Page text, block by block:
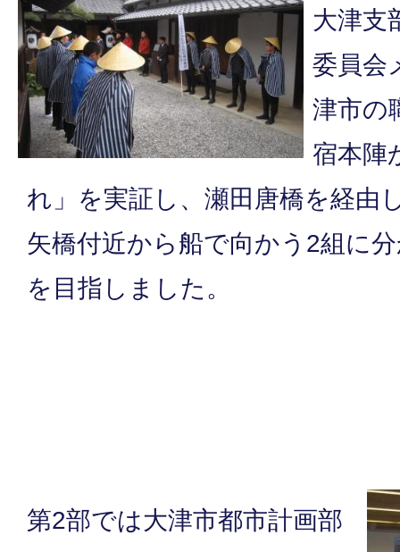
大津支
委員会
津市の
宿本陣
れ」を実証し、瀬田唐橋を経由
矢橋付近から船で向かう2組に
を目指しました。
第2部では大津市都市計画部